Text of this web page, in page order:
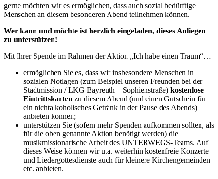
gerne möchten wir es ermöglichen, dass auch sozial bedürftige
Menschen an diesem besonderen Abend teilnehmen können.
Wer kann und möchte ist herzlich eingeladen, dieses Anliegen
zu unterstützen!
Mit Ihrer Spende im Rahmen der Aktion „Ich habe einen Traum“…
ermöglichen Sie es, dass wir insbesondere Menschen in
sozialen Notlagen (zum Beispiel unseren Freunden bei der
Stadtmission / LKG Bayreuth – Sophienstraße) kostenlose
Eintrittskarten zu diesem Abend (und einen Gutschein für
ein nichtalkoholisches Getränk in der Pause des Abends)
anbieten können;
unterstützen Sie (sofern mehr Spenden aufkommen sollten, als
für die oben genannte Aktion benötigt werden) die
musikmissionarische Arbeit des UNTERWEGS-Teams. Auf
dieses Weise können wir u.a. weiterhin kostenfreie Konzerte
und Liedergottesdienste auch für kleinere Kirchengemeinden
etc. anbieten.